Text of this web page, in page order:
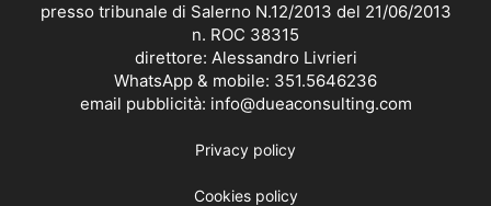
presso tribunale di Salerno N.12/2013 del 21/06/2013
n. ROC 38315
direttore: Alessandro Livrieri
WhatsApp & mobile: 351.5646236
email pubblicità: info@dueaconsulting.com
Privacy policy
Cookies policy